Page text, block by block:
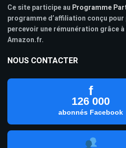
Ce site participe au Programme
programme d’affiliation conçu
percevoir une rémunération grâce
Amazon.fr.
NOUS CONTACTER
f
126 000
abonnés Facebook